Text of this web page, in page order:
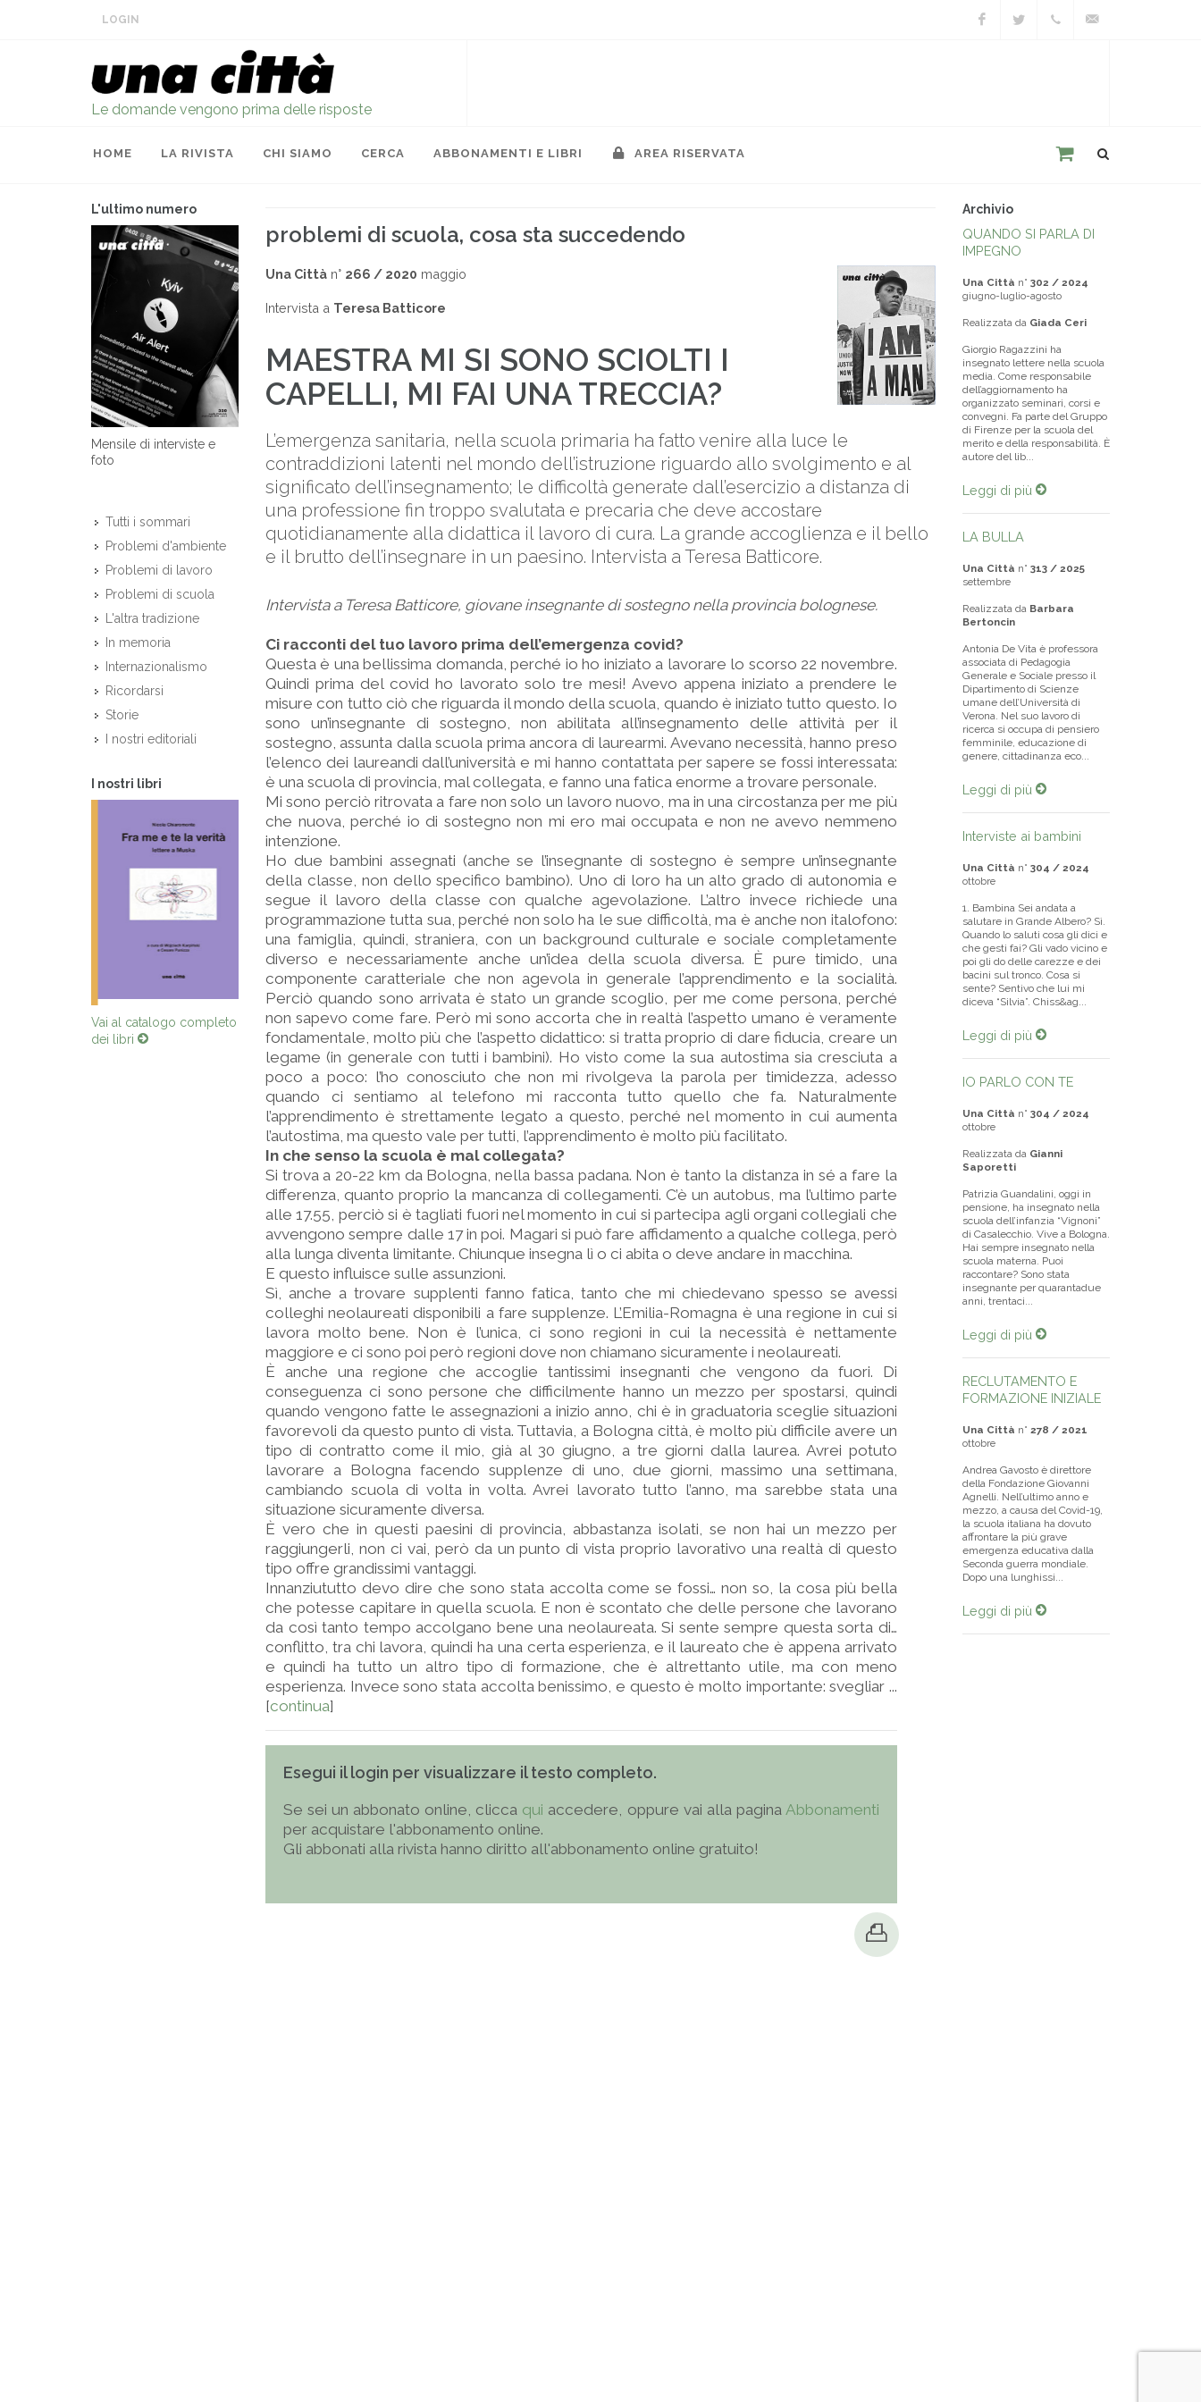
LOGIN
Le domande vengono prima delle risposte
HOME LA RIVISTA CHI SIAMO CERCA ABBONAMENTI E LIBRI AREA RISERVATA
L'ultimo numero
Mensile di interviste e
foto
Tutti i sommari
Problemi d'ambiente
Problemi di lavoro
Problemi di scuola
L'altra tradizione
In memoria
Internazionalismo
Ricordarsi
Storie
I nostri editoriali
I nostri libri
Vai al catalogo completo
dei libri
problemi di scuola, cosa sta succedendo
Una Città n° 266 / 2020 maggio
Intervista a Teresa Batticore
MAESTRA MI SI SONO SCIOLTI I
CAPELLI, MI FAI UNA TRECCIA?
L’emergenza sanitaria, nella scuola primaria ha fatto venire alla luce le
contraddizioni latenti nel mondo dell’istruzione riguardo allo svolgimento e al
significato dell’insegnamento; le difficoltà generate dall’esercizio a distanza di
una professione fin troppo svalutata e precaria che deve accostare
quotidianamente alla didattica il lavoro di cura. La grande accoglienza e il bello
e il brutto dell’insegnare in un paesino. Intervista a Teresa Batticore.
Intervista a Teresa Batticore, giovane insegnante di sostegno nella provincia bolognese.
Ci racconti del tuo lavoro prima dell’emergenza covid?
Questa è una bellissima domanda, perché io ho iniziato a lavorare lo scorso 22 novembre.
Quindi prima del covid ho lavorato solo tre mesi! Avevo appena iniziato a prendere le
misure con tutto ciò che riguarda il mondo della scuola, quando è iniziato tutto questo. Io
sono un’insegnante di sostegno, non abilitata all’insegnamento delle attività per il
sostegno, assunta dalla scuola prima ancora di laurearmi. Avevano necessità, hanno preso
l’elenco dei lau­reandi dall’università e mi hanno contattata per sapere se fossi interessata:
è una scuola di provincia, mal collegata, e fanno una fatica enorme a trovare personale.
Mi sono perciò ritrovata a fare non solo un lavoro nuovo, ma in una circostanza per me più
che nuova, perché io di sostegno non mi ero mai occupata e non ne avevo nemmeno
intenzione.
Ho due bambini assegnati (anche se l’insegnante di sostegno è sempre un’insegnante
della classe, non dello specifico bambino). Uno di loro ha un alto grado di autonomia e
segue il lavoro della classe con qualche agevolazione. L’altro invece richiede una
programmazione tutta sua, perché non solo ha le sue difficoltà, ma è anche non italofono:
una famiglia, quindi, straniera, con un background culturale e sociale completamente
diverso e necessariamente anche un’idea della scuola diversa. È pure timido, una
componente caratteriale che non agevola in generale l’apprendimento e la socialità.
Perciò quando sono arrivata è stato un grande scoglio, per me come persona, perché
non sapevo come fare. Però mi sono accorta che in realtà l’aspetto umano è veramente
fondamentale, molto più che l’aspetto didattico: si tratta proprio di dare fiducia, creare un
legame (in generale con tutti i bambini). Ho visto come la sua autostima sia cresciuta a
poco a poco: l’ho conosciuto che non mi rivolgeva la parola per timidezza, adesso
quando ci sentiamo al telefono mi racconta tutto quello che fa. Naturalmente
l’apprendimento è strettamente legato a questo, perché nel momento in cui aumenta
l’autostima, ma questo vale per tutti, l’apprendimento è molto più facilitato.
In che senso la scuola è mal collegata?
Si trova a 20-22 km da Bologna, nella bassa padana. Non è tanto la distanza in sé a fare la
differenza, quanto proprio la mancanza di collegamenti. C’è un autobus, ma l’ultimo parte
alle 17.55, perciò si è tagliati fuori nel momento in cui si partecipa agli organi collegiali che
avvengono sempre dalle 17 in poi. Magari si può fare affidamento a qualche collega, però
alla lunga diventa limitante. Chiunque insegna lì o ci abita o deve andare in macchina.
E questo influisce sulle assunzioni.
Sì, anche a trovare supplenti fanno fatica, tanto che mi chiedevano spesso se avessi
colleghi neolaureati disponibili a fare supplenze. L’Emilia-Romagna è una regione in cui si
lavora molto bene. Non è l’unica, ci sono regioni in cui la necessità è nettamente
maggiore e ci sono poi però regioni dove non chiamano sicuramente i neolaureati.
È anche una regione che accoglie tantissimi insegnanti che vengono da fuori. Di
conseguenza ci sono persone che difficilmente hanno un mezzo per spostarsi, quindi
quando vengono fatte le assegnazioni a inizio anno, chi è in graduatoria sceglie situazioni
favorevoli da questo punto di vista. Tuttavia, a Bologna città, è molto più difficile avere un
tipo di contratto come il mio, già al 30 giugno, a tre giorni dalla laurea. Avrei potuto
lavorare a Bologna facendo supplenze di uno, due giorni, massimo una settimana,
cambiando scuola di volta in volta. Avrei lavorato tutto l’anno, ma sarebbe stata una
situazione sicuramente diversa.
È vero che in questi paesini di provincia, abbastanza isolati, se non hai un mezzo per
raggiungerli, non ci vai, però da un punto di vista proprio lavorativo una ­realtà di questo
tipo offre grandissimi vantaggi.
Innanziututto devo dire che sono stata accolta come se fossi… non so, la cosa più bella
che potesse capitare in quella scuola. E non è scontato che delle persone che lavorano
da così tanto tempo accolgano bene una neolaureata. Si sente sempre questa sorta di…
conflitto, tra chi lavora, quindi ha una certa esperienza, e il laureato che è appena arrivato
e quindi ha tutto un altro tipo di formazione, che è altrettanto utile, ma con meno
esperienza. Invece sono stata accolta benissimo, e questo è molto importante: svegliar ...
[continua]
Esegui il login per visualizzare il testo completo.
Se sei un abbonato online, clicca qui accedere, oppure vai alla pagina Abbonamenti
per acquistare l'abbonamento online.
Gli abbonati alla rivista hanno diritto all'abbonamento online gratuito!
Archivio
QUANDO SI PARLA DI
IMPEGNO
Una Città n° 302 / 2024
giugno-luglio-agosto
Realizzata da Giada Ceri
Giorgio Ragazzini ha
insegnato lettere nella scuola
media. Come responsabile
dell’aggiornamento ha
organizzato seminari, corsi e
convegni. Fa parte del Gruppo
di Firenze per la scuola del
merito e della responsabilità. È
autore del lib...
Leggi di più
LA BULLA
Una Città n° 313 / 2025
settembre
Realizzata da Barbara
Bertoncin
Antonia De Vita è professora
associata di Pedagogia
Generale e Sociale presso il
Dipartimento di Scienze
umane dell’Università di
Verona. Nel suo lavoro di
ricerca si occupa di pensiero
femminile, educazione di
genere, cittadinanza eco...
Leggi di più
Interviste ai bambini
Una Città n° 304 / 2024
ottobre
1. Bambina Sei andata a
salutare in Grande Albero? Sì.
Quando lo saluti cosa gli dici e
che gesti fai? Gli vado vicino e
poi gli do delle carezze e dei
bacini sul tronco. Cosa si
sente? Sentivo che lui mi
diceva “Silvia”. Chiss&ag...
Leggi di più
IO PARLO CON TE
Una Città n° 304 / 2024
ottobre
Realizzata da Gianni
Saporetti
Patrizia Guandalini, oggi in
pensione, ha insegnato nella
scuola dell’infanzia “Vignoni”
di Casalecchio. Vive a Bologna.
Hai sempre insegnato nella
scuola materna. Puoi
raccontare? Sono stata
insegnante per quarantadue
anni, trentaci...
Leggi di più
RECLUTAMENTO E
FORMAZIONE INIZIALE
Una Città n° 278 / 2021
ottobre
Andrea Gavosto è direttore
della Fondazione Giovanni
Agnelli. Nell’ultimo anno e
mezzo, a causa del Covid-19,
la scuola italiana ha dovuto
affrontare la più grave
emergenza educativa dalla
Seconda guerra mondiale.
Dopo una lunghissi...
Leggi di più